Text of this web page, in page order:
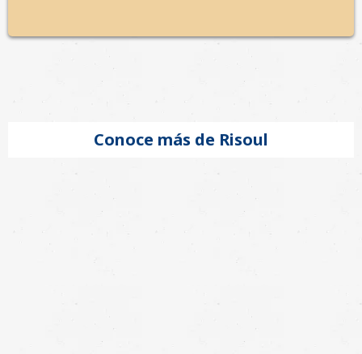
Conoce más de Risoul